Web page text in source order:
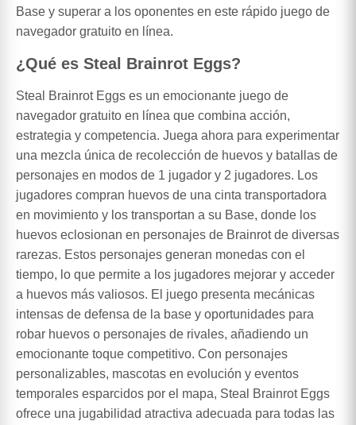
Base y superar a los oponentes en este rápido juego de
navegador gratuito en línea.
¿Qué es Steal Brainrot Eggs?
Steal Brainrot Eggs es un emocionante juego de
navegador gratuito en línea que combina acción,
estrategia y competencia. Juega ahora para experimentar
una mezcla única de recolección de huevos y batallas de
personajes en modos de 1 jugador y 2 jugadores. Los
jugadores compran huevos de una cinta transportadora
en movimiento y los transportan a su Base, donde los
huevos eclosionan en personajes de Brainrot de diversas
rarezas. Estos personajes generan monedas con el
tiempo, lo que permite a los jugadores mejorar y acceder
a huevos más valiosos. El juego presenta mecánicas
intensas de defensa de la base y oportunidades para
robar huevos o personajes de rivales, añadiendo un
emocionante toque competitivo. Con personajes
personalizables, mascotas en evolución y eventos
temporales esparcidos por el mapa, Steal Brainrot Eggs
ofrece una jugabilidad atractiva adecuada para todas las